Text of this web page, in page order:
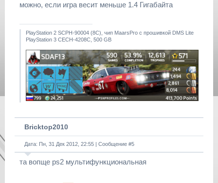
можно, если игра весит меньше 1.4 Гигабайта
PlayStation 2 SCPH-90004 (8С), чип MaarsPro с прошивкой DMS Lite
PlayStation 3 CECH-4208C, 500 GB
Bricktop2010
Дата: Пн, 31 Дек 2012, 22:55 | Сообщение #5
та вопще ps2 мультифункциональная